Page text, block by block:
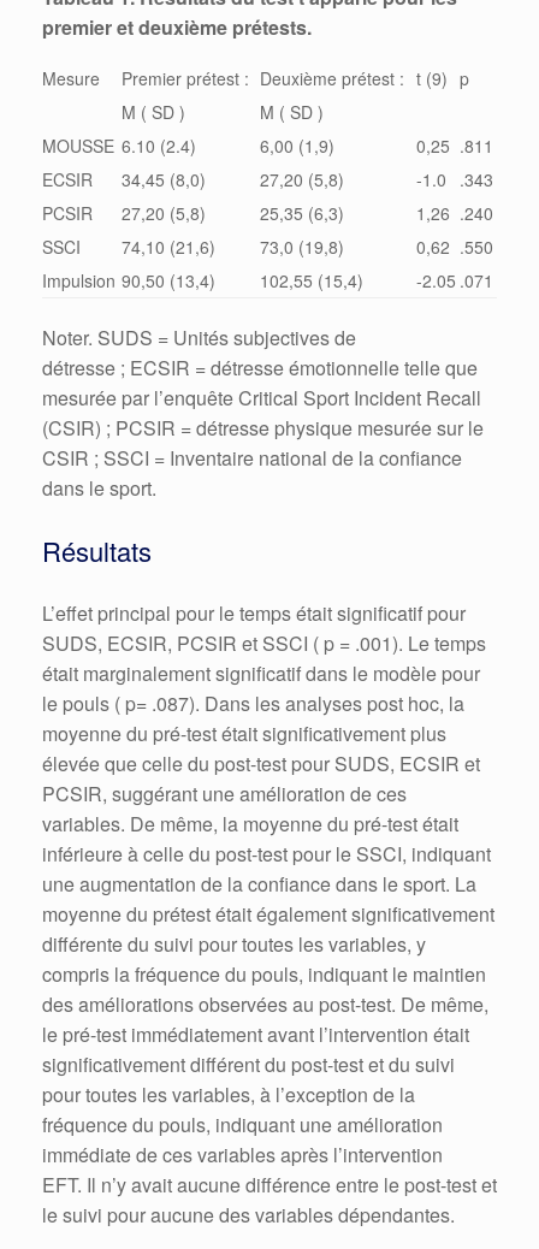
premier et deuxième prétests.
Mesure
Premier prétest :
M ( SD )
Deuxième prétest :
M ( SD )
t (9) p
MOUSSE 6.10 (2.4) 6,00 (1,9) 0,25 .811
ECSIR
34,45 (8,0) 27,20 (5,8) -1.0
.343
PCSIR
27,20 (5,8) 25,35 (6,3) 1,26 .240
SSCI
74,10 (21,6) 73,0 (19,8) 0,62 .550
Impulsion 90,50 (13,4) 102,55 (15,4) -2.05 .071
Noter. SUDS = Unités subjectives de
détresse ; ECSIR = détresse émotionnelle telle que
mesurée par l’enquête Critical Sport Incident Recall
(CSIR) ; PCSIR = détresse physique mesurée sur le
CSIR ; SSCI = Inventaire national de la confiance
dans le sport.
Résultats
L’effet principal pour le temps était significatif pour
SUDS, ECSIR, PCSIR et SSCI ( p = .001). Le temps
était marginalement significatif dans le modèle pour
le pouls ( p= .087). Dans les analyses post hoc, la
moyenne du pré-test était significativement plus
élevée que celle du post-test pour SUDS, ECSIR et
PCSIR, suggérant une amélioration de ces
variables. De même, la moyenne du pré-test était
inférieure à celle du post-test pour le SSCI, indiquant
une augmentation de la confiance dans le sport. La
moyenne du prétest était également significativement
différente du suivi pour toutes les variables, y
compris la fréquence du pouls, indiquant le maintien
des améliorations observées au post-test. De même,
le pré-test immédiatement avant l’intervention était
significativement différent du post-test et du suivi
pour toutes les variables, à l’exception de la
fréquence du pouls, indiquant une amélioration
immédiate de ces variables après l’intervention
EFT. Il n’y avait aucune différence entre le post-test et
le suivi pour aucune des variables dépendantes.